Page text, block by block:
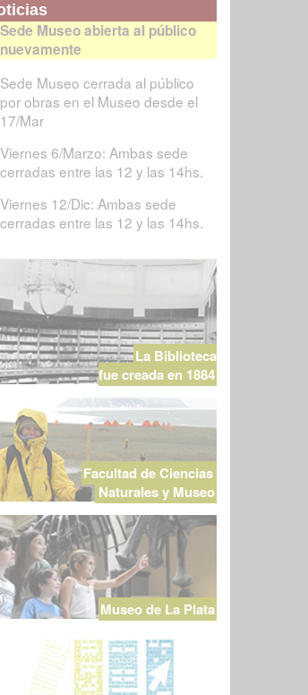
Sede Museo abierta al público
nuevamente
Sede Museo cerrada al público
por obras en el Museo desde el
17/Mar
Viernes 6/Marzo: Ambas sede
cerradas entre las 12 y las 14hs.
Viernes 12/Dic: Ambas sede
cerradas entre las 12 y las 14hs.
La Biblioteca
fue creada en 1884
Facultad de Ciencias
Naturales y Museo
Museo de La Plata